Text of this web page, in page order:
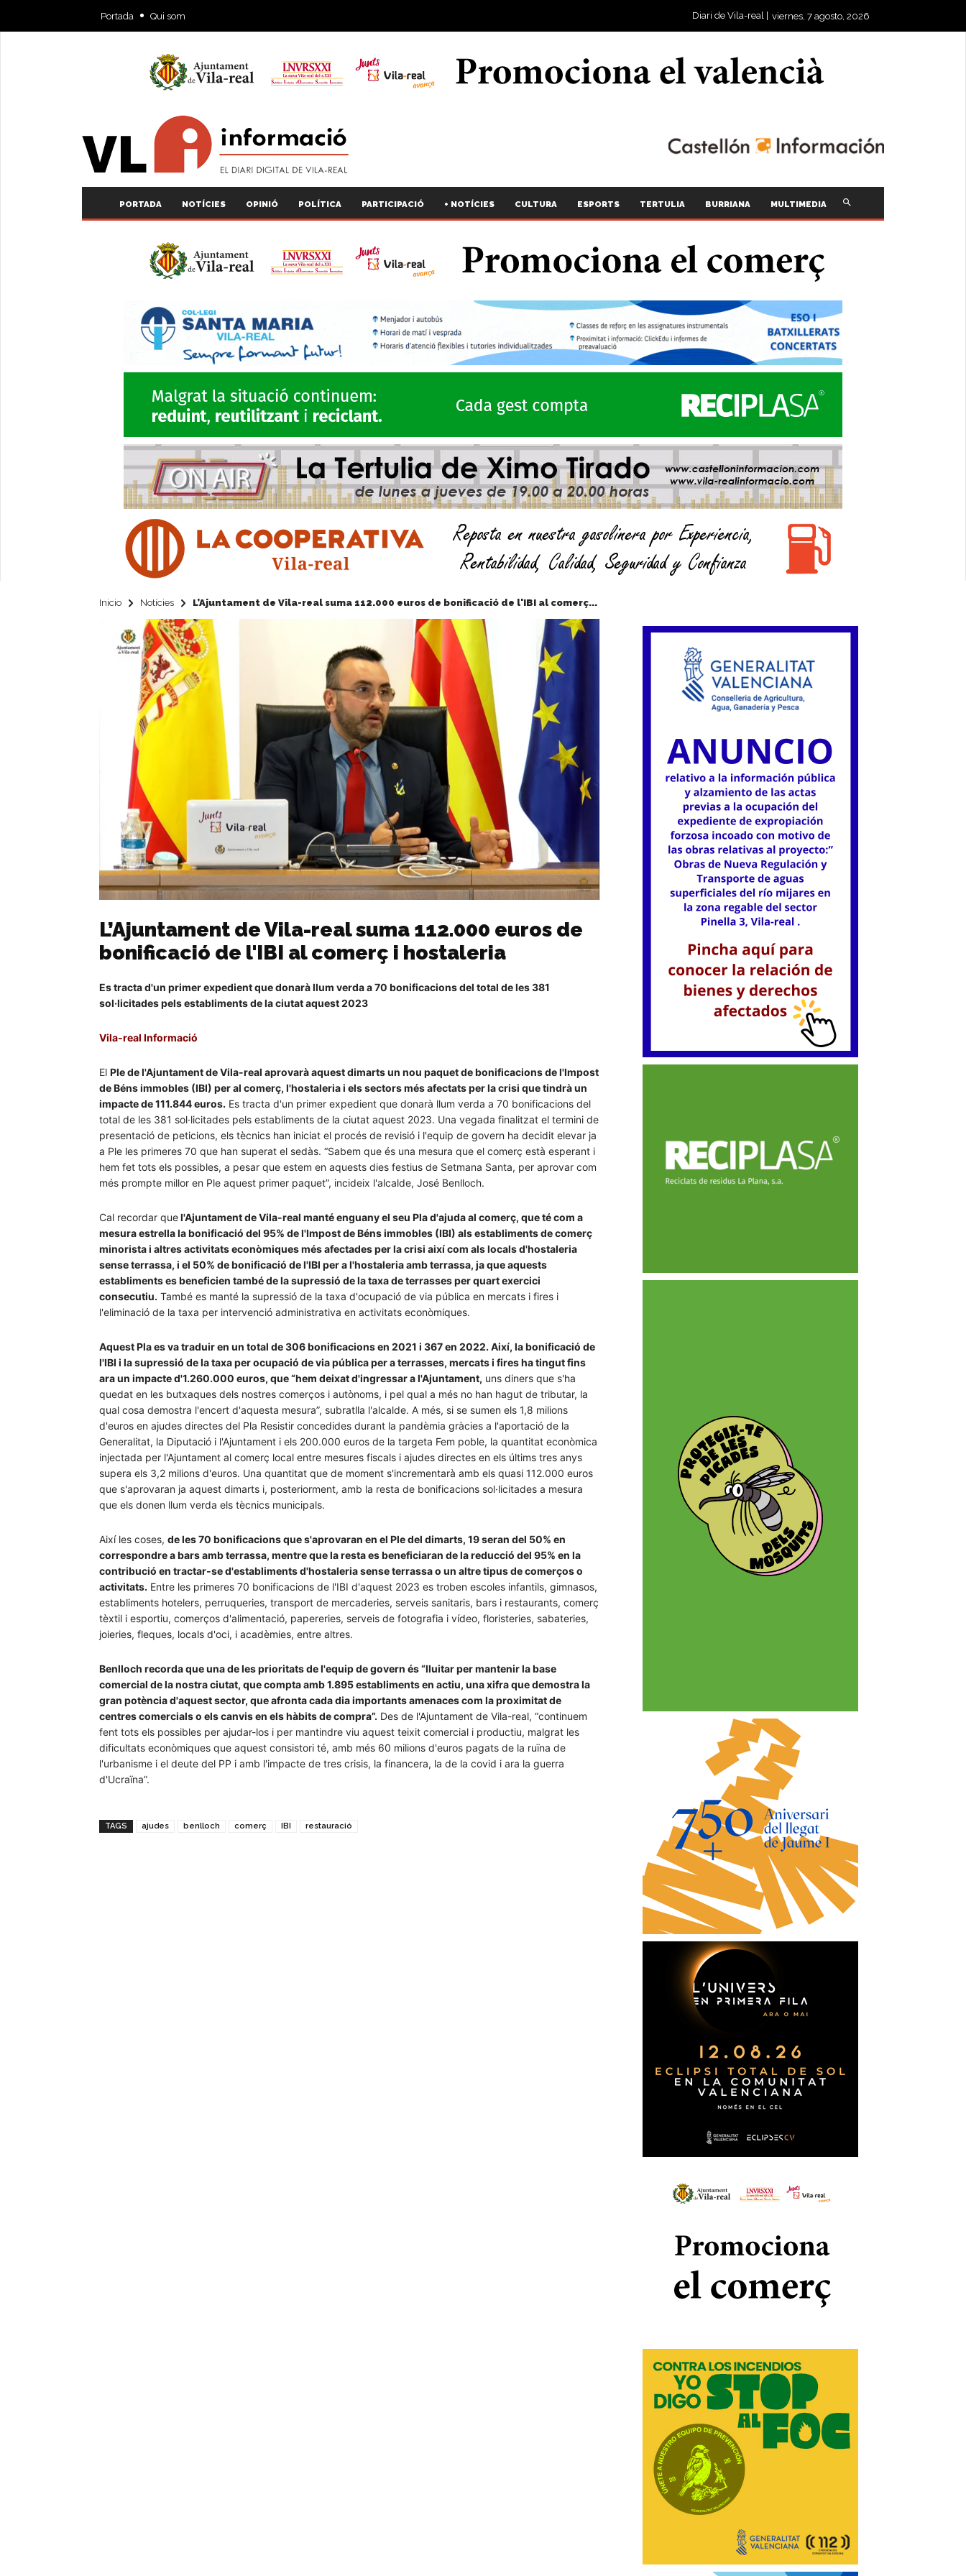
Portada Qui som Diari de Vila-real | viernes, 7 agosto, 2026
PORTADA NOTÍCIES OPINIÓ POLÍTICA PARTICIPACIÓ + NOTÍCIES CULTURA ESPORTS TERTULIA BURRIANA MULTIMEDIA
Inicio Notícies L’Ajuntament de Vila-real suma 112.000 euros de bonificació de l'IBI al comerç...
L’Ajuntament de Vila-real suma 112.000 euros de
bonificació de l'IBI al comerç i hostaleria
Es tracta d'un primer expedient que donarà llum verda a 70 bonificacions del total de les 381
sol·licitades pels establiments de la ciutat aquest 2023
Vila-real Informació
El Ple de l'Ajuntament de Vila-real aprovarà aquest dimarts un nou paquet de bonificacions de l'Impost
de Béns immobles (IBI) per al comerç, l'hostaleria i els sectors més afectats per la crisi que tindrà un
impacte de 111.844 euros. Es tracta d'un primer expedient que donarà llum verda a 70 bonificacions del
total de les 381 sol·licitades pels establiments de la ciutat aquest 2023. Una vegada finalitzat el termini de
presentació de peticions, els tècnics han iniciat el procés de revisió i l'equip de govern ha decidit elevar ja
a Ple les primeres 70 que han superat el sedàs. “Sabem que és una mesura que el comerç està esperant i
hem fet tots els possibles, a pesar que estem en aquests dies festius de Setmana Santa, per aprovar com
més prompte millor en Ple aquest primer paquet”, incideix l'alcalde, José Benlloch.
Cal recordar quel'Ajuntament de Vila-real manté enguany el seu Pla d'ajuda al comerç, que té com a
mesura estrella la bonificació del 95% de l'Impost de Béns immobles (IBI) als establiments de comerç
minorista i altres activitats econòmiques més afectades per la crisi així com als locals d'hostaleria
sense terrassa, i el 50% de bonificació de l'IBI per a l'hostaleria amb terrassa, ja que aquests
establiments es beneficien també de la supressió de la taxa de terrasses per quart exercici
consecutiu. També es manté la supressió de la taxa d'ocupació de via pública en mercats i fires i
l'eliminació de la taxa per intervenció administrativa en activitats econòmiques.
Aquest Pla es va traduir en un total de 306 bonificacions en 2021 i 367 en 2022. Així, la bonificació de
l'IBI i la supressió de la taxa per ocupació de via pública per a terrasses, mercats i fires ha tingut fins
ara un impacte d'1.260.000 euros, que “hem deixat d'ingressar a l'Ajuntament, uns diners que s'ha
quedat en les butxaques dels nostres comerços i autònoms, i pel qual a més no han hagut de tributar, la
qual cosa demostra l'encert d'aquesta mesura”, subratlla l'alcalde. A més, si se sumen els 1,8 milions
d'euros en ajudes directes del Pla Resistir concedides durant la pandèmia gràcies a l'aportació de la
Generalitat, la Diputació i l'Ajuntament i els 200.000 euros de la targeta Fem poble, la quantitat econòmica
injectada per l'Ajuntament al comerç local entre mesures fiscals i ajudes directes en els últims tres anys
supera els 3,2 milions d'euros. Una quantitat que de moment s'incrementarà amb els quasi 112.000 euros
que s'aprovaran ja aquest dimarts i, posteriorment, amb la resta de bonificacions sol·licitades a mesura
que els donen llum verda els tècnics municipals.
Així les coses, de les 70 bonificacions que s'aprovaran en el Ple del dimarts, 19 seran del 50% en
correspondre a bars amb terrassa, mentre que la resta es beneficiaran de la reducció del 95% en la
contribució en tractar-se d'establiments d'hostaleria sense terrassa o un altre tipus de comerços o
activitats. Entre les primeres 70 bonificacions de l'IBI d'aquest 2023 es troben escoles infantils, gimnasos,
establiments hotelers, perruqueries, transport de mercaderies, serveis sanitaris, bars i restaurants, comerç
tèxtil i esportiu, comerços d'alimentació, papereries, serveis de fotografia i vídeo, floristeries, sabateries,
joieries, fleques, locals d'oci, i acadèmies, entre altres.
Benlloch recorda que una de les prioritats de l'equip de govern és “lluitar per mantenir la base
comercial de la nostra ciutat, que compta amb 1.895 establiments en actiu, una xifra que demostra la
gran potència d'aquest sector, que afronta cada dia importants amenaces com la proximitat de
centres comercials o els canvis en els hàbits de compra”. Des de l'Ajuntament de Vila-real, “continuem
fent tots els possibles per ajudar-los i per mantindre viu aquest teixit comercial i productiu, malgrat les
dificultats econòmiques que aquest consistori té, amb més 60 milions d'euros pagats de la ruïna de
l'urbanisme i el deute del PP i amb l'impacte de tres crisis, la financera, la de la covid i ara la guerra
d'Ucraïna”.
TAGS ajudes benlloch comerç IBI restauració